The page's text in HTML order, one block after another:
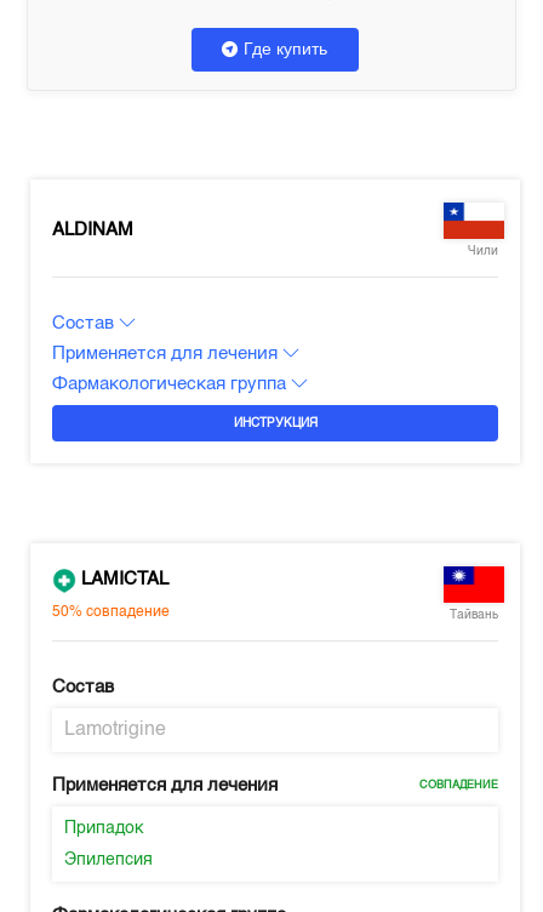
Где купить
ALDINAM
Чили
Состав
Применяется для лечения
Фармакологическая группа
ИНСТРУКЦИЯ
LAMICTAL
50%совпадение Тайвань
Состав
Lamotrigine
Применяется для лечения СОВПАДЕНИЕ
Припадок
Эпилепсия